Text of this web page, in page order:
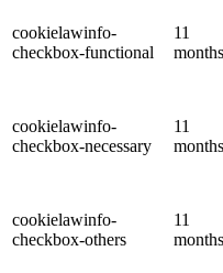
cookielawinfo-
checkbox-functional
11
months
cookielawinfo-
checkbox-necessary
11
months
cookielawinfo-
checkbox-others
11
months